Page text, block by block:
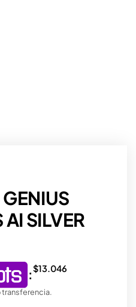
SILVER
:$13.046